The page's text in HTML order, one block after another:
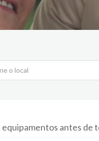
o local
antes de